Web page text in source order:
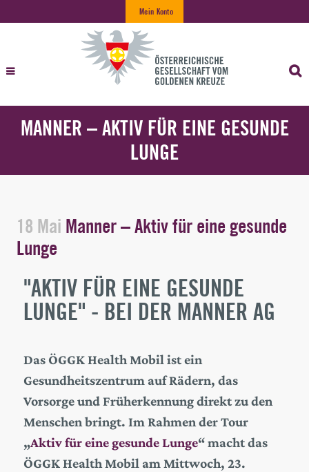
Mein Konto
MANNER – AKTIV FÜR EINE GESUNDE
LUNGE
18 Mai Manner – Aktiv für eine gesunde
Lunge
"AKTIV FÜR EINE GESUNDE
LUNGE" - BEI DER MANNER AG
Das ÖGGK Health Mobil ist ein
Gesundheitszentrum auf Rädern, das
Vorsorge und Früherkennung direkt zu den
Menschen bringt. Im Rahmen der Tour
„Aktiv für eine gesunde Lunge“ macht das
ÖGGK Health Mobil am Mittwoch, 23.